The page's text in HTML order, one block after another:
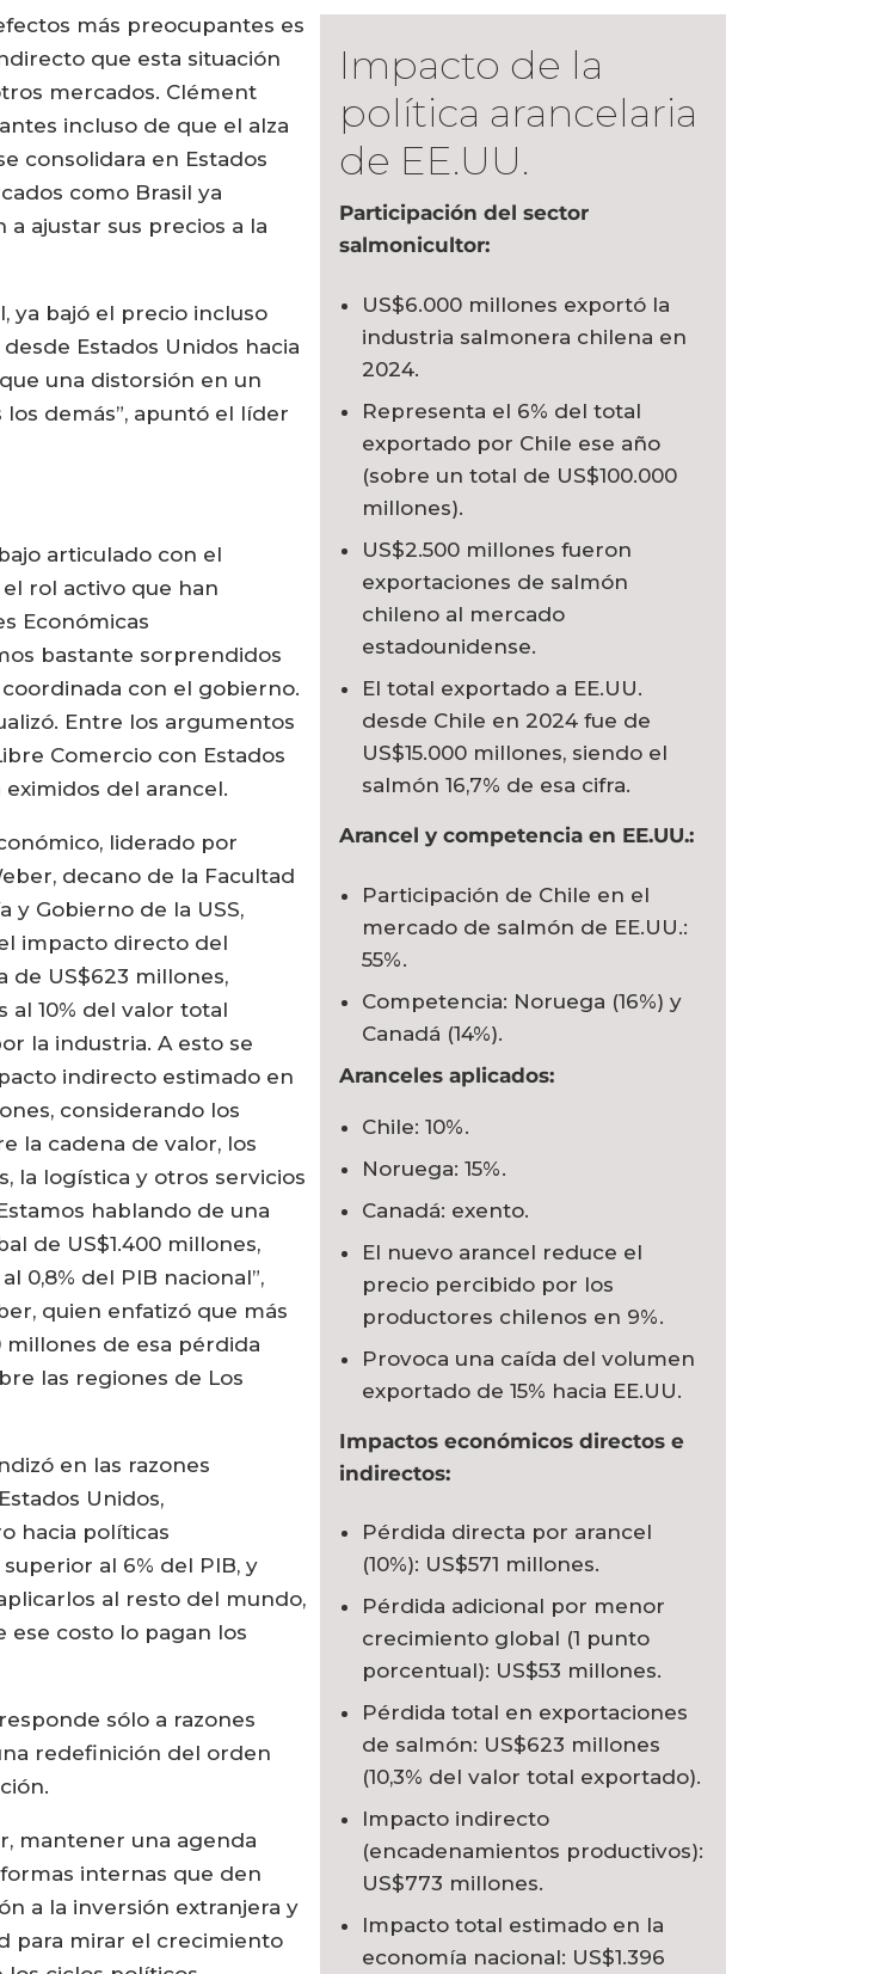
Impacto de la
política arancelaria
de EE.UU.
Participación del sector
salmonicultor:
US$6.000 millones exportó la
industria salmonera chilena en
2024.
Representa el 6% del total
exportado por Chile ese año
(sobre un total de US$100.000
millones).
US$2.500 millones fueron
exportaciones de salmón
chileno al mercado
estadounidense.
El total exportado a EE.UU.
desde Chile en 2024 fue de
US$15.000 millones, siendo el
salmón 16,7% de esa cifra.
Arancel y competencia en EE.UU.:
Participación de Chile en el
mercado de salmón de EE.UU.:
55%.
Competencia: Noruega (16%) y
Canadá (14%).
Aranceles aplicados:
Chile: 10%.
Noruega: 15%.
Canadá: exento.
El nuevo arancel reduce el
precio percibido por los
productores chilenos en 9%.
Provoca una caída del volumen
exportado de 15% hacia EE.UU.
Impactos económicos directos e
indirectos:
Pérdida directa por arancel
(10%): US$571 millones.
Pérdida adicional por menor
crecimiento global (1 punto
porcentual): US$53 millones.
Pérdida total en exportaciones
de salmón: US$623 millones
(10,3% del valor total exportado).
Impacto indirecto
(encadenamientos productivos):
US$773 millones.
Impacto total estimado en la
economía nacional: US$1.396
más preocupantes es
que esta situación
mercados. Clément
incluso de que el alza
consolidara en Estados
como Brasil ya
a ajustar sus precios a la
ya bajó el precio incluso
Estados Unidos hacia
una distorsión en un
demás”, apuntó el líder
articulado con el
rol activo que han
Económicas
bastante sorprendidos
con el gobierno.
Entre los argumentos
Comercio con Estados
eximidos del arancel.
liderado por
decano de la Facultad
y Gobierno de la USS,
impacto directo del
de US$623 millones,
al 10% del valor total
la industria. A esto se
indirecto estimado en
considerando los
la cadena de valor, los
la logística y otros servicios
hablando de una
de US$1.400 millones,
0,8% del PIB nacional”,
quien enfatizó que más
millones de esa pérdida
las regiones de Los
en las razones
Unidos,
hacia políticas
al 6% del PIB, y
al resto del mundo,
costo lo pagan los
sólo a razones
redefinición del orden
mantener una agenda
internas que den
a la inversión extranjera y
para mirar el crecimiento